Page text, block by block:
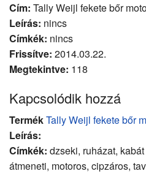
Cím: Tally Weijl fekete bőr
Leírás: nincs
Címkék: nincs
Frissítve: 2014.03.22.
Megtekintve: 118
Kapcsolódik hozzá
TermékTally Weijl fekete bőr
Leírás:
Címkék: dzseki, ruházat,
átmeneti, motoros, cipzáros,